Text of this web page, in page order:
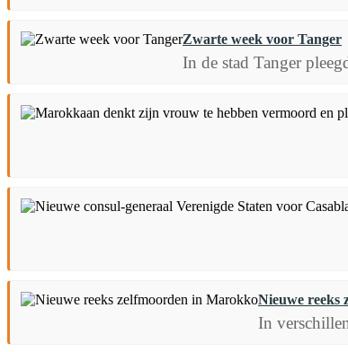
Zwarte week voor Tanger
In de stad Tanger
Nieuwe reeks
In